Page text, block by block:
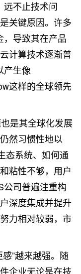
远不止技术问
关键原因。许多
，导致其在产品
计算技术逐渐普
产生像
这样的全球领先
是其全球化发展
然习惯性地以
态系统、如何通
粘性不够，用户
公司普遍注重构
深度集成并提升
力相对较弱，市
”越来越强。随
企业无论是在技